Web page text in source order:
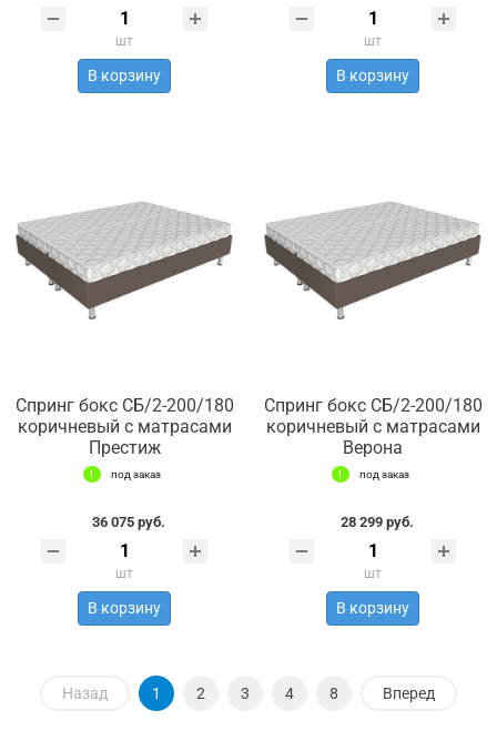
шт
В корзину
шт
В корзину
Спринг бокс СБ/2-200/180
коричневый с матрасами
Престиж
под заказ
36 075 руб.
шт
В корзину
Спринг бокс СБ/2-200/180
коричневый с матрасами
Верона
под заказ
28 299 руб.
шт
В корзину
Назад 1 2 3 4 8 Вперед